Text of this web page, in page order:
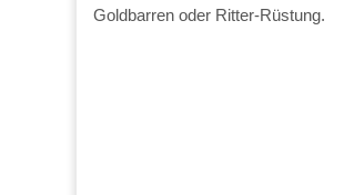
Goldbarren oder Ritter-Rüstung.